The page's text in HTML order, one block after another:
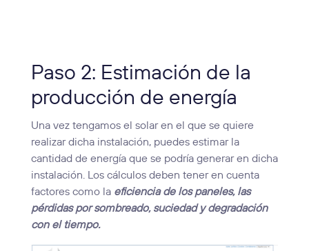
Paso 2: Estimación de la
producción de energía
Una vez tengamos el solar en el que se quiere
realizar dicha instalación, puedes estimar la
cantidad de energía que se podría generar en dicha
instalación. Los cálculos deben tener en cuenta
factores como la eficiencia de los paneles, las
pérdidas por sombreado, suciedad y degradación
con el tiempo.